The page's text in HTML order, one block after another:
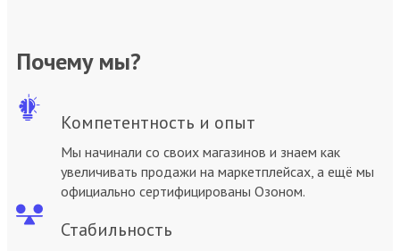
Почему мы?
Компетентность и опыт
Мы начинали со своих магазинов и знаем как
увеличивать продажи на маркетплейсах, а ещё мы
официально сертифицированы Озоном.
Стабильность